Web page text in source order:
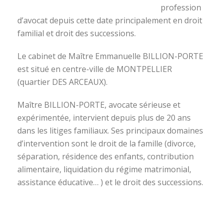
profession
d’avocat depuis cette date principalement en droit
familial et droit des successions.
Le cabinet de Maître Emmanuelle BILLION-PORTE
est situé en centre-ville de MONTPELLIER
(quartier DES ARCEAUX).
Maître BILLION-PORTE, avocate sérieuse et
expérimentée, intervient depuis plus de 20 ans
dans les litiges familiaux. Ses principaux domaines
d’intervention sont le droit de la famille (divorce,
séparation, résidence des enfants, contribution
alimentaire, liquidation du régime matrimonial,
assistance éducative… ) et le droit des successions.